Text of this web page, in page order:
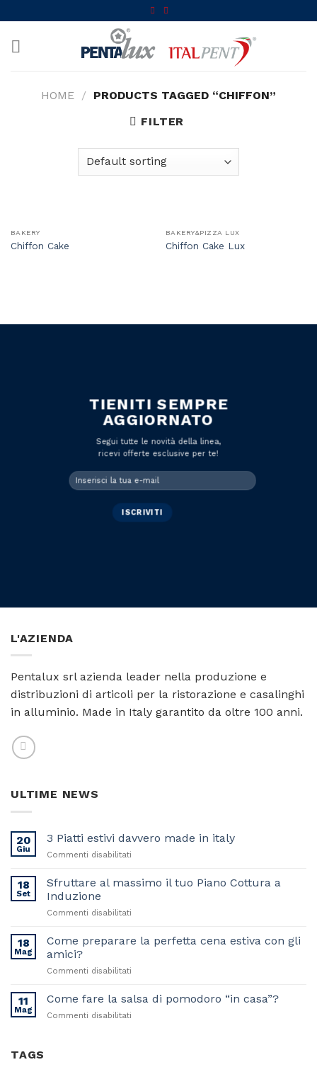
to
content
HOME / PRODUCTS TAGGED “CHIFFON”
FILTER
BAKERY
Chiffon Cake
BAKERY&PIZZA LUX
Chiffon Cake Lux
TIENITI SEMPRE
AGGIORNATO
Segui tutte le novità della linea,
ricevi offerte esclusive per te!
L'AZIENDA
Pentalux srl azienda leader nella produzione e
distribuzioni di articoli per la ristorazione e casalinghi
in alluminio. Made in Italy garantito da oltre 100 anni.
ULTIME NEWS
20
Giu
3 Piatti estivi davvero made in italy
Commenti disabilitati
Piatti
italy
18
Set
Sfruttare al massimo il tuo Piano Cottura a
Induzione
Commenti disabilitati
massimo
Cottura
18
Mag
Come preparare la perfetta cena estiva con gli
amici?
Commenti disabilitati
preparare
11
Mag
Come fare la salsa di pomodoro “in casa”?
Commenti disabilitati
TAGS